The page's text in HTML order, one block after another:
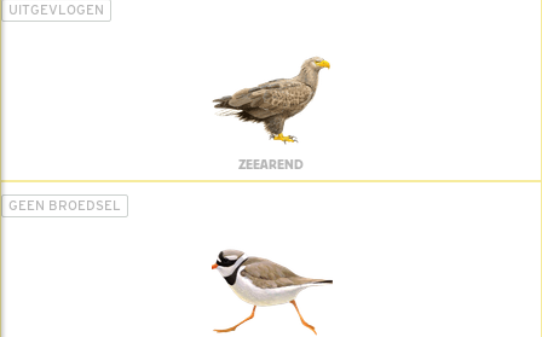
UITGEVLOGEN
ZEEAREND
GEEN BROEDSEL